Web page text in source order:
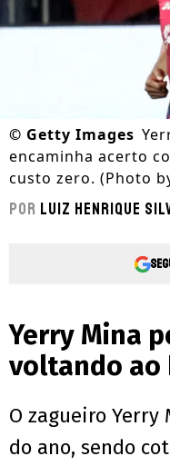
© Getty Images
encaminha acerto
custo zero. (Photo
Por Luiz Henrique
Yerry Mina
voltando ao
O zagueiro Yerry
do ano, sendo